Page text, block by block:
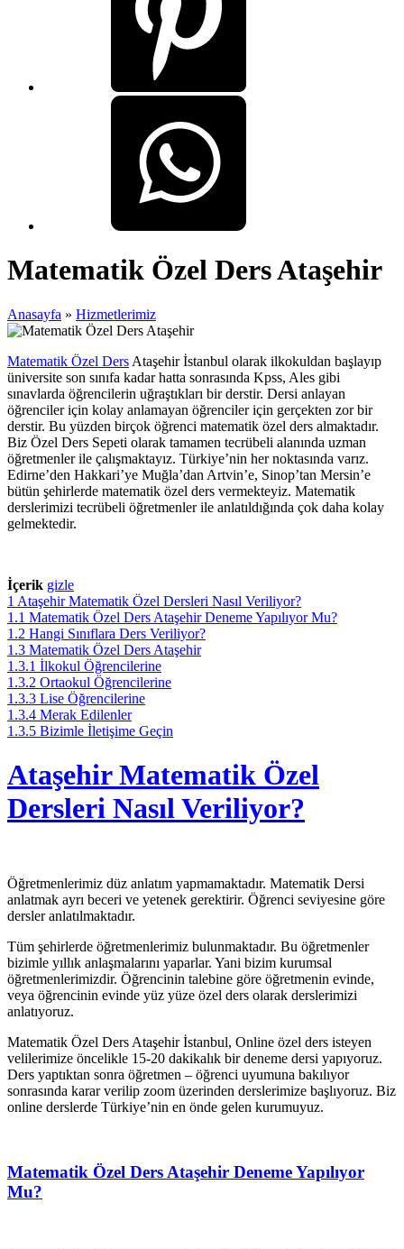
Matematik Özel Ders Ataşehir
Anasayfa » Hizmetlerimiz
Matematik Özel Ders Ataşehir İstanbul olarak ilkokuldan başlayıp
üniversite son sınıfa kadar hatta sonrasında Kpss, Ales gibi
sınavlarda öğrencilerin uğraştıkları bir derstir. Dersi anlayan
öğrenciler için kolay anlamayan öğrenciler için gerçekten zor bir
derstir. Bu yüzden birçok öğrenci matematik özel ders almaktadır.
Biz Özel Ders Sepeti olarak tamamen tecrübeli alanında uzman
öğretmenler ile çalışmaktayız. Türkiye’nin her noktasında varız.
Edirne’den Hakkari’ye Muğla’dan Artvin’e, Sinop’tan Mersin’e
bütün şehirlerde matematik özel ders vermekteyiz. Matematik
derslerimizi tecrübeli öğretmenler ile anlatıldığında çok daha kolay
gelmektedir.
İçerik gizle
1 Ataşehir Matematik Özel Dersleri Nasıl Veriliyor?
1.1 Matematik Özel Ders Ataşehir Deneme Yapılıyor Mu?
1.2 Hangi Sınıflara Ders Veriliyor?
1.3 Matematik Özel Ders Ataşehir
1.3.1 İlkokul Öğrencilerine
1.3.2 Ortaokul Öğrencilerine
1.3.3 Lise Öğrencilerine
1.3.4 Merak Edilenler
1.3.5 Bizimle İletişime Geçin
Ataşehir Matematik Özel
Dersleri Nasıl Veriliyor?
Öğretmenlerimiz düz anlatım yapmamaktadır. Matematik Dersi
anlatmak ayrı beceri ve yetenek gerektirir. Öğrenci seviyesine göre
dersler anlatılmaktadır.
Tüm şehirlerde öğretmenlerimiz bulunmaktadır. Bu öğretmenler
bizimle yıllık anlaşmalarını yaparlar. Yani bizim kurumsal
öğretmenlerimizdir. Öğrencinin talebine göre öğretmenin evinde,
veya öğrencinin evinde yüz yüze özel ders olarak derslerimizi
anlatıyoruz.
Matematik Özel Ders Ataşehir İstanbul, Online özel ders isteyen
velilerimize öncelikle 15-20 dakikalık bir deneme dersi yapıyoruz.
Ders yaptıktan sonra öğretmen – öğrenci uyumuna bakılıyor
sonrasında karar verilip zoom üzerinden derslerimize başlıyoruz. Biz
online derslerde Türkiye’nin en önde gelen kurumuyuz.
Matematik Özel Ders Ataşehir Deneme Yapılıyor
Mu?